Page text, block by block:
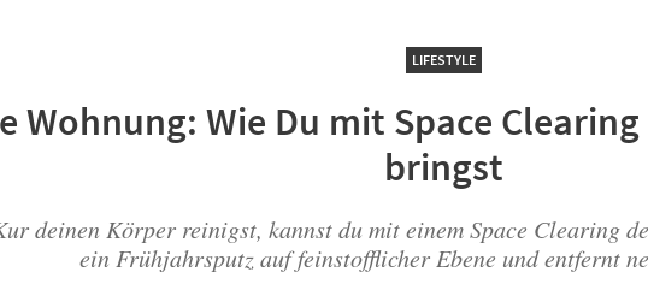
LIFESTYLE
Wohnung: Wie Du mit Space
bringst
deinen Körper reinigst, kannst du mit einem Space Clearing
ein Frühjahrsputz auf feinstofflicher Ebene und entfernt